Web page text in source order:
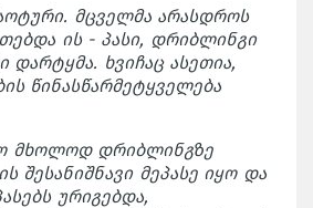
მცველმა არასდროს
ის - პასი, დრიბლინგი
ხვიჩაც ასეთია,
წინასწარმეტყველება
მხოლოდ დრიბლინგზე
შესანიშნავი მეპასე იყო და
ურიგებდა,